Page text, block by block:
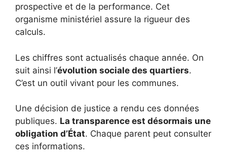
prospective et de la performance. Cet
organisme ministériel assure la rigueur des
calculs.
Les chiffres sont actualisés chaque année. On
suit ainsi l’évolution sociale des quartiers.
C’est un outil vivant pour les communes.
Une décision de justice a rendu ces données
publiques. La transparence est désormais une
obligation d’État. Chaque parent peut consulter
ces informations.